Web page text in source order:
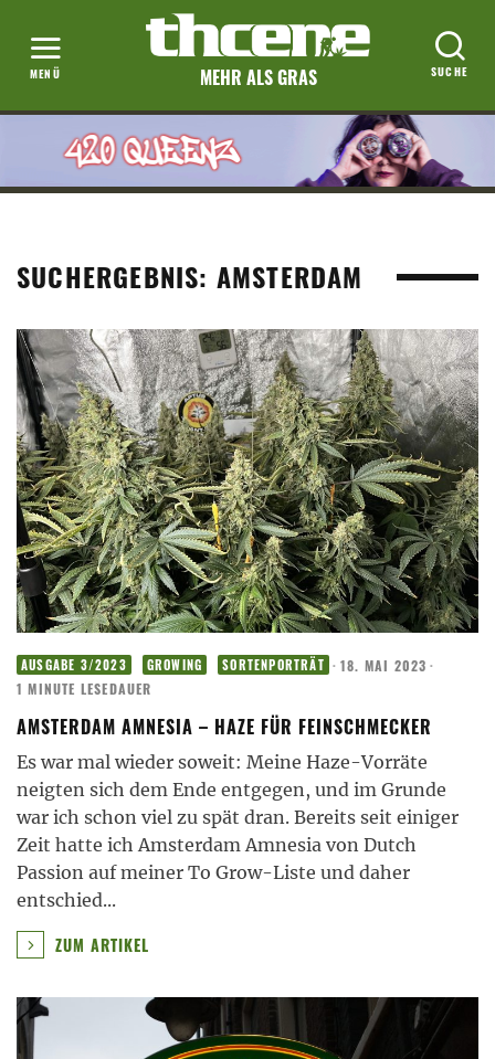
MEHR ALS GRAS
SUCHERGEBNIS: AMSTERDAM
AUSGABE 3/2023 GROWING SORTENPORTRÄT · 18. MAI 2023 ·
1 MINUTE LESEDAUER
AMSTERDAM AMNESIA – HAZE FÜR FEINSCHMECKER
Es war mal wieder soweit: Meine Haze-Vorräte
neigten sich dem Ende entgegen, und im Grunde
war ich schon viel zu spät dran. Bereits seit einiger
Zeit hatte ich Amsterdam Amnesia von Dutch
Passion auf meiner To Grow-Liste und daher
entschied...
ZUM ARTIKEL